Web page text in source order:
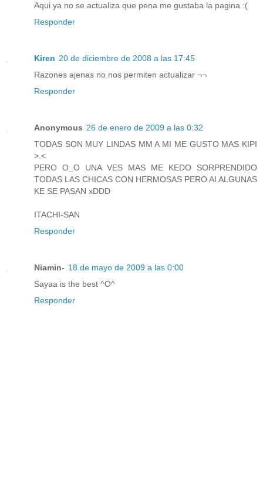
Aqui ya no se actualiza que pena me gustaba la pagina :(
Responder
Kiren 20 de diciembre de 2008 a las 17:45
Razones ajenas no nos permiten actualizar ¬¬
Responder
Anonymous 26 de enero de 2009 a las 0:32
TODAS SON MUY LINDAS MM A MI ME GUSTO MAS KIPI
>.<
PERO O_O UNA VES MAS ME KEDO SORPRENDIDO
TODAS LAS CHICAS CON HERMOSAS PERO AI ALGUNAS
KE SE PASAN xDDD
ITACHI-SAN
Responder
Niamin- 18 de mayo de 2009 a las 0:00
Sayaa is the best ^O^
Responder